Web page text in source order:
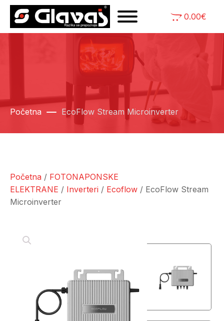
0.00€
Početna EcoFlow Stream Microinverter
Početna / FOTONAPONSKE
ELEKTRANE / Inverteri / Ecoflow / EcoFlow Stream
Microinverter